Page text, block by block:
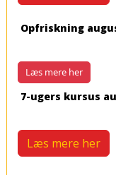
Opfriskning
Læs mere her
7-ugers kursus
Læs mere her